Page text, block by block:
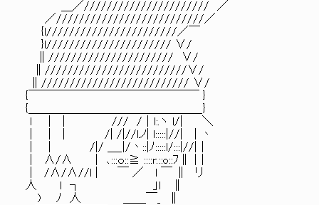
＿／////////////////////// ／
／//////////////////////////／
{l///////////////////////／￣
}l////////////////////// ∨/
∥////////////////////// ∨/
∥/////////////////////////∨/
∥////////////////////////// ∨/
{￣￣￣￣￣￣￣￣￣￣￣￣￣￣￣ }
{＿＿＿＿＿＿＿＿＿＿＿＿＿＿＿_}
ｌ | | /// /｜l:.ヽ l/| ＼
| | | /| /|//lノ| l:::::|//| | 丶
| | /|/ ＿_|/丶::|ﾉ:::::l/:::|//|｜
| ∧/∧ | ､:::ｏ::≧ ::::r.::o::ﾌ∥ |｜
| /∧/∧//l | ￣ ／ l ￣ ∥ リ
人 l ┐ 」l ∥
) ﾉ 人 ＿＿￣_ ∥